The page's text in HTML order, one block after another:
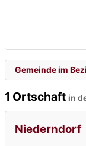
Gemeinde im
1 Ortschaft in
Niederndorf